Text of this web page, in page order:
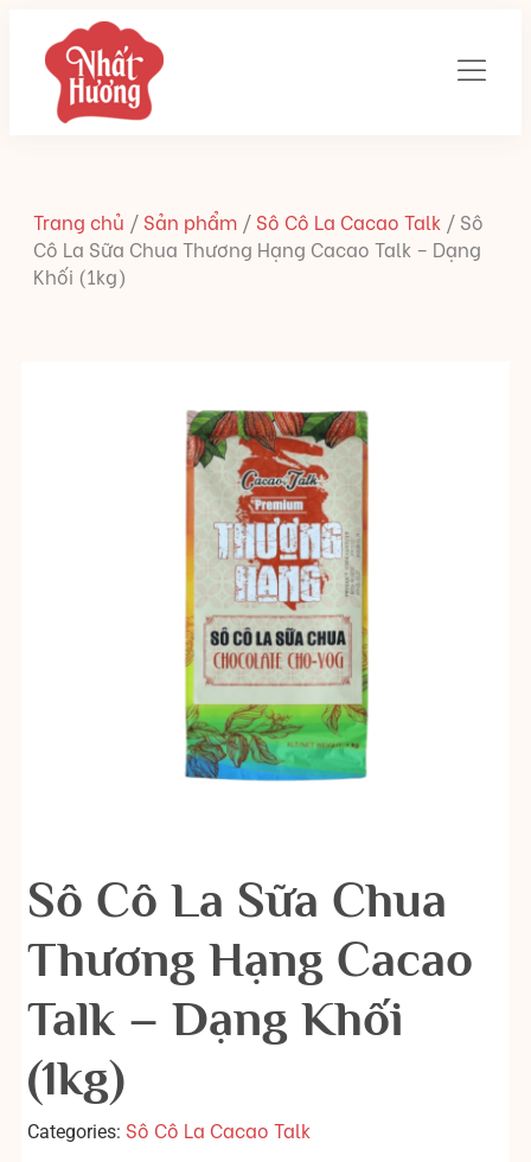
Trang chủ / Sản phẩm / Sô Cô La Cacao Talk / Sô
Cô La Sữa Chua Thương Hạng Cacao Talk – Dạng
Khối (1kg)
Sô Cô La Sữa Chua
Thương Hạng Cacao
Talk – Dạng Khối
(1kg)
Categories: Sô Cô La Cacao Talk